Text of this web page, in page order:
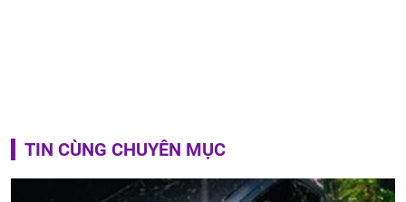
TIN CÙNG CHUYÊN MỤC